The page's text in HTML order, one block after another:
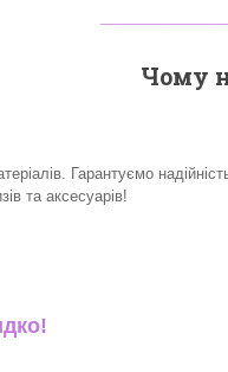
Чому
Гарантуємо
та аксесуарів!​